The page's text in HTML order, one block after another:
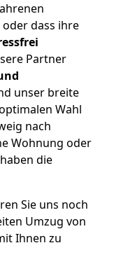
dass ihre
Partner
unser breite
Wahl
nach
Wohnung oder
die
Sie uns noch
Umzug von
Ihnen zu